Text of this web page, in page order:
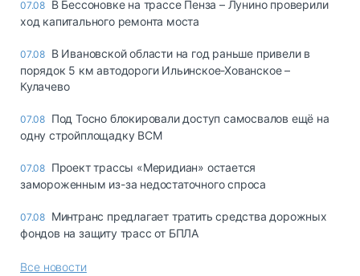
07.08 В Бессоновке на трассе Пенза – Лунино проверили
ход капитального ремонта моста
07.08 В Ивановской области на год раньше привели в
порядок 5 км автодороги Ильинское-Хованское –
Кулачево
07.08 Под Тосно блокировали доступ самосвалов ещё на
одну стройплощадку ВСМ
07.08 Проект трассы «Меридиан» остается
замороженным из-за недостаточного спроса
07.08 Минтранс предлагает тратить средства дорожных
фондов на защиту трасс от БПЛА
Все новости